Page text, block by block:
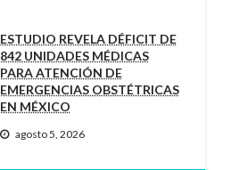
ESTUDIO REVELA DÉFICIT DE
842 UNIDADES MÉDICAS
PARA ATENCIÓN DE
EMERGENCIAS OBSTÉTRICAS
EN MÉXICO
agosto 5, 2026